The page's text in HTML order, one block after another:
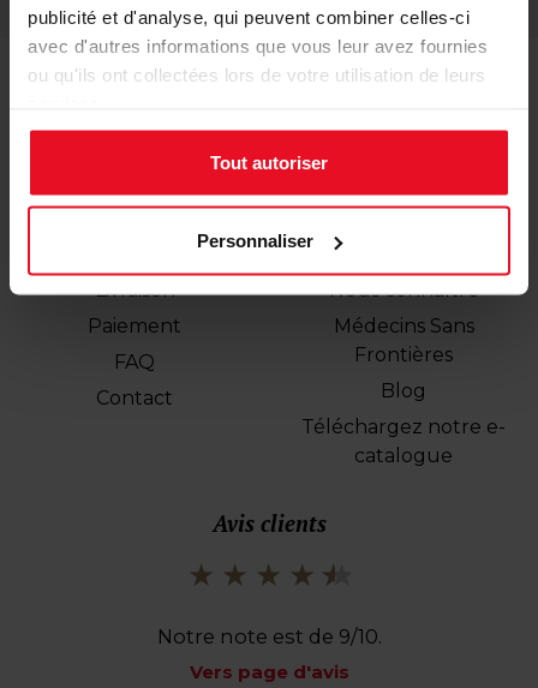
publicité et d'analyse, qui peuvent combiner celles-ci
avec d'autres informations que vous leur avez fournies
ou qu'ils ont collectées lors de votre utilisation de leurs
Tout autoriser
Personnaliser
Service client
Livraison
Paiement
FAQ
Contact
Nous connaître
Médecins Sans
Frontières
Blog
Téléchargez notre e-
catalogue
Avis clients
Notre note est de 9/10.
Vers page d'avis